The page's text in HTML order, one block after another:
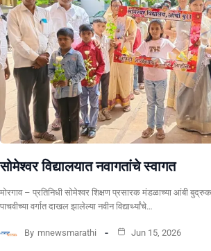
सोमेश्वर विद्यालयात नवागतांचे स्वागत
मोरगाव – प्रतिनिधी सोमेश्वर शिक्षण प्रसारक मंडळाच्या आंबी
पाचवीच्या वर्गात दाखल झालेल्या नवीन विद्यार्थ्यांचे…
By mnewsmarathi Jun 15, 2026